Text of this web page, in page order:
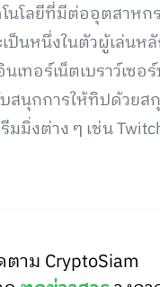
นโลยีที่มีต่ออุตสาหก
เป็นหนึ่งในตัวผู้เล่นห
เทอร์เน็ตเบราว์เซอ
สนุกการให้ทิปด้วยส
งต่าง ๆ เช่น
าม CryptoSiam